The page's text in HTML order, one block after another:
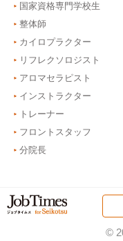
国家資格専門学校生
整体師
カイロプラクター
リフレクソロジスト
アロマセラピスト
インストラクター
トレーナー
フロントスタッフ
分院長
©